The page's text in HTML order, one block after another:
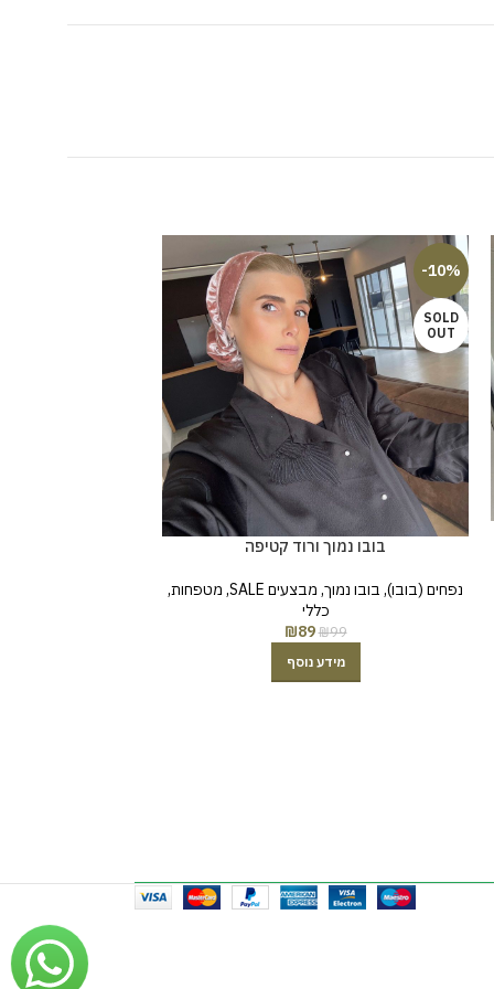
-10%
SOLD
OUT
בובו נמוך ורוד קטיפה
נפחים (בובו), בובו נמוך, מבצעים SALE , מטפחות,
כללי
₪99
₪89
מידע נוסף